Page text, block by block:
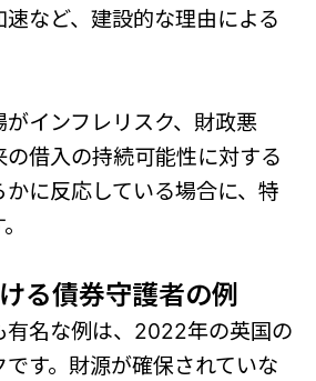
など、建設的な理由による
インフレリスク、財政悪
借入の持続可能性に対する
に反応している場合に、特
る債券守護者の例
有名な例は、2022年の英国の
す。財源が確保されていな